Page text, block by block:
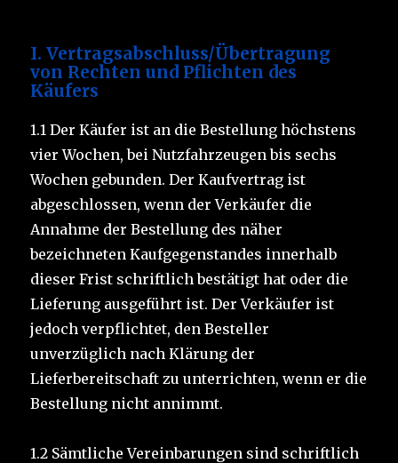
I.Vertragsabschluss/Übertragung
von Rechten und Pflichten des
Käufers
1.1 Der Käufer ist an die Bestellung höchstens
vier Wochen, bei Nutzfahrzeugen bis sechs
Wochen gebunden. Der Kaufvertrag ist
abgeschlossen, wenn der Verkäufer die
Annahme der Bestellung des näher
bezeichneten Kaufgegenstandes innerhalb
dieser Frist schriftlich bestätigt hat oder die
Lieferung ausgeführt ist. Der Verkäufer ist
jedoch verpflichtet, den Besteller
unverzüglich nach Klärung der
Lieferbereitschaft zu unterrichten, wenn er die
Bestellung nicht annimmt.
1.2 Sämtliche Vereinbarungen sind schriftlich